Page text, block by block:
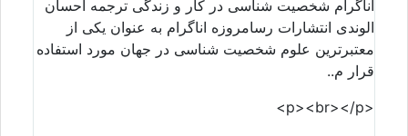
آناگرام شخصیت شناسی در کار و زندگی ترجمه احسان
الوندی انتشارات رسامروزه اناگرام به عنوان یکی از
معتبرترین علوم شخصیت شناسی در جهان مورد استفاده
قرار م..